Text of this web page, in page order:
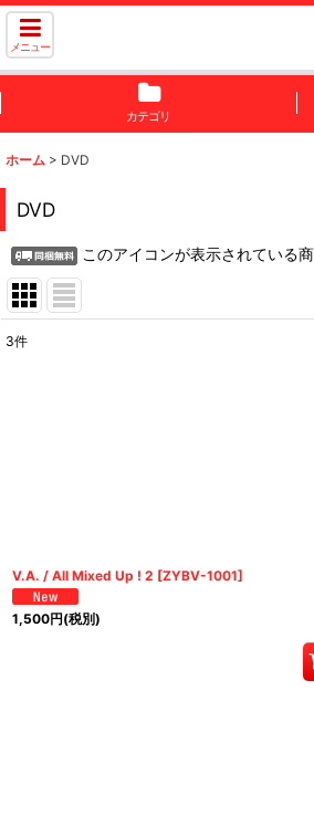
メニュー
カテゴリ
ホーム > DVD
DVD
このアイコンが表示されている
3件
V.A. / All Mixed Up ! 2 [ZYBV-1001]
1,500円(税別)